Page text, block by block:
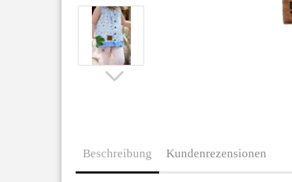
Beschreibung Kundenrezensionen